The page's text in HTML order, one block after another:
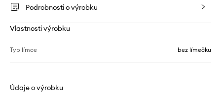
Podrobnosti o výrobku
Vlastnosti výrobku
Typ límce bez límečku
Údaje o výrobku